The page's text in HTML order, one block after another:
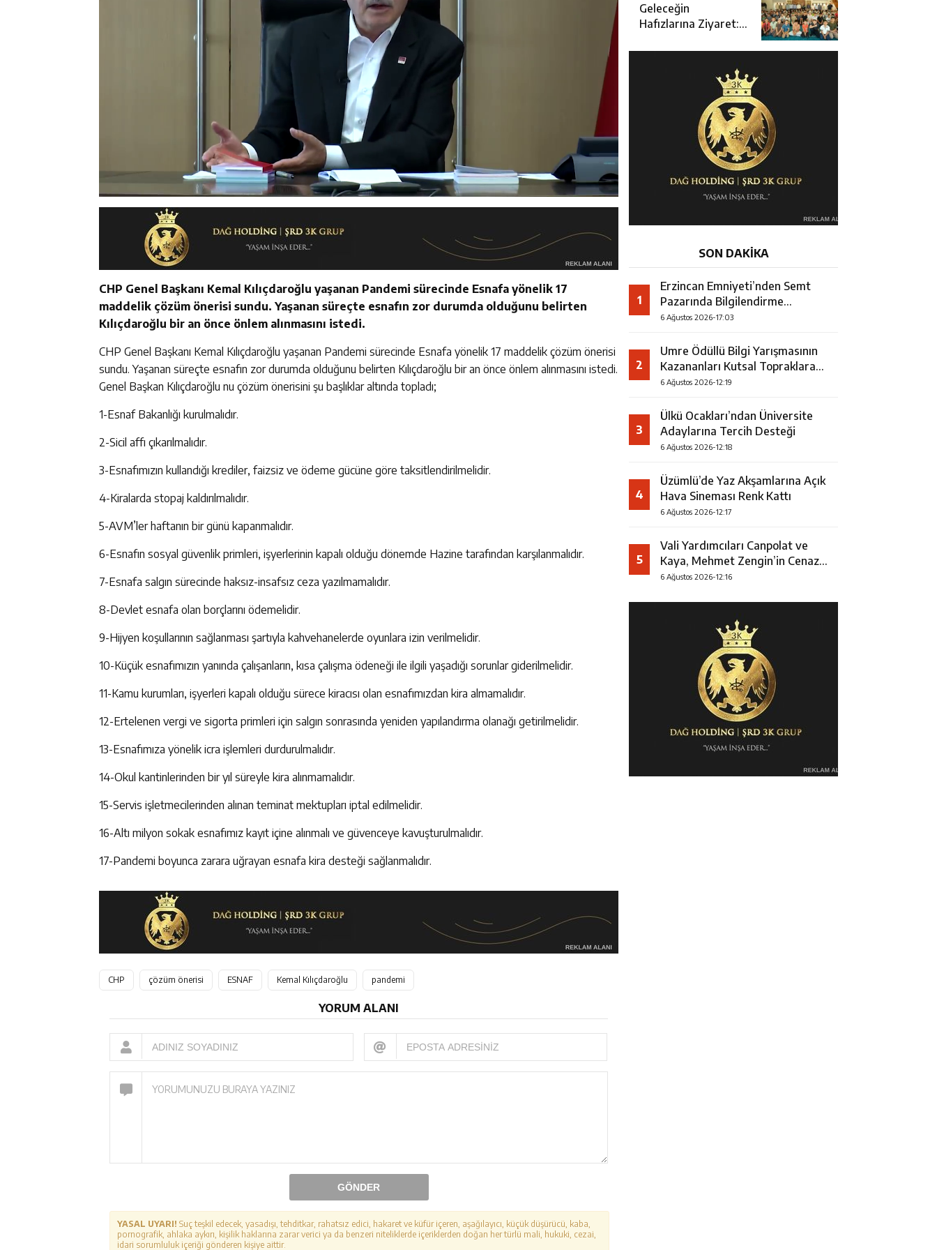
CHP Genel Başkanı Kemal Kılıçdaroğlu yaşanan Pandemi sürecinde Esnafa yönelik 17
maddelik çözüm önerisi sundu. Yaşanan süreçte esnafın zor durumda olduğunu belirten
Kılıçdaroğlu bir an önce önlem alınmasını istedi.
CHP Genel Başkanı Kemal Kılıçdaroğlu yaşanan Pandemi sürecinde Esnafa yönelik 17 maddelik çözüm önerisi
sundu. Yaşanan süreçte esnafın zor durumda olduğunu belirten Kılıçdaroğlu bir an önce önlem alınmasını istedi.
Genel Başkan Kılıçdaroğlu nu çözüm önerisini şu başlıklar altında topladı;
1-Esnaf Bakanlığı kurulmalıdır.
2-Sicil affı çıkarılmalıdır.
3-Esnafımızın kullandığı krediler, faizsiz ve ödeme gücüne göre taksitlendirilmelidir.
4-Kiralarda stopaj kaldırılmalıdır.
5-AVM’ler haftanın bir günü kapanmalıdır.
6-Esnafın sosyal güvenlik primleri, işyerlerinin kapalı olduğu dönemde Hazine tarafından karşılanmalıdır.
7-Esnafa salgın sürecinde haksız-insafsız ceza yazılmamalıdır.
8-Devlet esnafa olan borçlarını ödemelidir.
9-Hijyen koşullarının sağlanması şartıyla kahvehanelerde oyunlara izin verilmelidir.
10-Küçük esnafımızın yanında çalışanların, kısa çalışma ödeneği ile ilgili yaşadığı sorunlar giderilmelidir.
11-Kamu kurumları, işyerleri kapalı olduğu sürece kiracısı olan esnafımızdan kira almamalıdır.
12-Ertelenen vergi ve sigorta primleri için salgın sonrasında yeniden yapılandırma olanağı getirilmelidir.
13-Esnafımıza yönelik icra işlemleri durdurulmalıdır.
14-Okul kantinlerinden bir yıl süreyle kira alınmamalıdır.
15-Servis işletmecilerinden alınan teminat mektupları iptal edilmelidir.
16-Altı milyon sokak esnafımız kayıt içine alınmalı ve güvenceye kavuşturulmalıdır.
17-Pandemi boyunca zarara uğrayan esnafa kira desteği sağlanmalıdır.
CHP çözüm önerisi ESNAF Kemal Kılıçdaroğlu pandemi
YORUM ALANI
GÖNDER
YASAL UYARI! Suç teşkil edecek, yasadışı, tehditkar, rahatsız edici, hakaret ve küfür içeren, aşağılayıcı, küçük düşürücü, kaba,
pornografik, ahlaka aykırı, kişilik haklarına zarar verici ya da benzeri niteliklerde içeriklerden doğan her türlü mali, hukuki, cezai,
idari sorumluluk içeriği gönderen kişiye aittir.
Geleceğin
Hafızlarına Ziyaret:
Erzincan’da Kur’an
Kursu Öğrencileriyle
SON DAKİKA
1
Erzincan Emniyeti’nden Semt
Pazarında Bilgilendirme
Faaliyeti
6 Ağustos 2026-17:03
2
Umre Ödüllü Bilgi Yarışmasının
Kazananları Kutsal Topraklara
Uğurlandı
6 Ağustos 2026-12:19
3
Ülkü Ocakları’ndan Üniversite
Adaylarına Tercih Desteği
6 Ağustos 2026-12:18
4
Üzümlü’de Yaz Akşamlarına Açık
Hava Sineması Renk Kattı
6 Ağustos 2026-12:17
5
Vali Yardımcıları Canpolat ve
Kaya, Mehmet Zengin’in Cenaze
Törenine Katıldı
6 Ağustos 2026-12:16